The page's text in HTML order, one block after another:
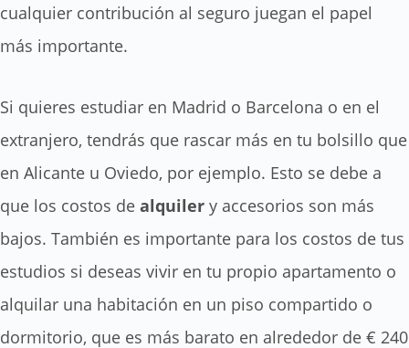
cualquier contribución al seguro juegan el papel
más importante.
Si quieres estudiar en Madrid o Barcelona o en el
extranjero, tendrás que rascar más en tu bolsillo que
en Alicante u Oviedo, por ejemplo. Esto se debe a
que los costos de alquiler y accesorios son más
bajos. También es importante para los costos de tus
estudios si deseas vivir en tu propio apartamento o
alquilar una habitación en un piso compartido o
dormitorio, que es más barato en alrededor de € 240